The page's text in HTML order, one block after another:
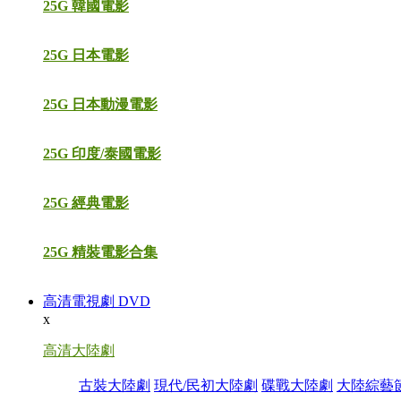
25G 韓國電影
25G 日本電影
25G 日本動漫電影
25G 印度/泰國電影
25G 經典電影
25G 精裝電影合集
高清電視劇 DVD
x
高清大陸劇
古裝大陸劇 現代/民初大陸劇 碟戰大陸劇 大陸綜藝